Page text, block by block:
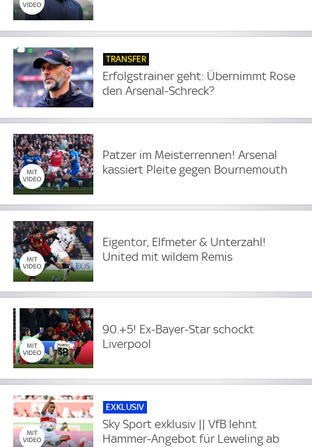
TRANSFER
Erfolgstrainer geht: Übernimmt Rose
den Arsenal-Schreck?
Patzer im Meisterrennen! Arsenal
kassiert Pleite gegen Bournemouth
Eigentor, Elfmeter & Unterzahl!
United mit wildem Remis
90.+5! Ex-Bayer-Star schockt
Liverpool
EXKLUSIV
Sky Sport exklusiv || VfB lehnt
Hammer-Angebot für Leweling ab